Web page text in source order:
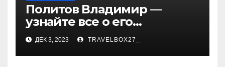
Политов Владимир —
узнайте все о его
биографии, возрасте и
впечатляющих
достижениях!
ДЕК 3, 2023 TRAVELBOX27_